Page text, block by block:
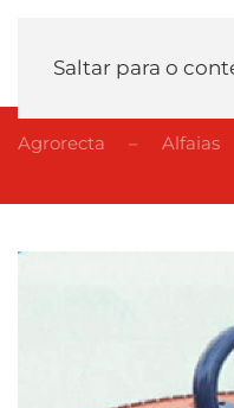
Saltar para o
Agrorecta Alfaias